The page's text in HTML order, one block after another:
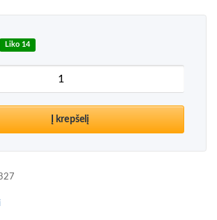
Liko 14
Gucci Guilty Pour Homme
Į krepšelį